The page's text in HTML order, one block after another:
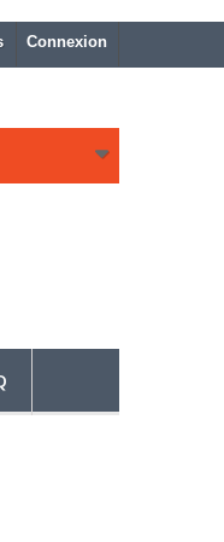
Connexion